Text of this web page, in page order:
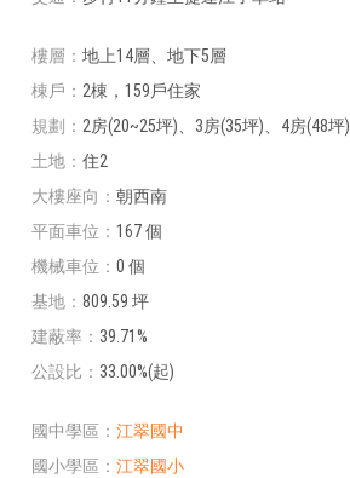
樓層
地上14層、地下5層
棟戶
2棟，159戶住家
規劃
2房(20~25坪)、3房(35坪)、4房(48坪)
土地
住2
大樓座向
朝西南
平面車位
167 個
機械車位
0 個
基地
809.59 坪
建蔽率
39.71%
公設比
33.00%(起)
國中學區
江翠國中
國小學區
江翠國小